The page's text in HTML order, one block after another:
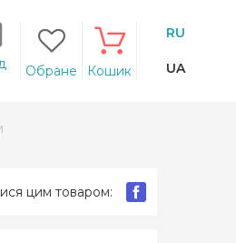
Обране Кошик
RU
UA
цим товаром: